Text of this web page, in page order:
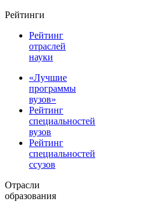
Рейтинги
Рейтинг
отраслей
науки
«Лучшие
программы
вузов»
Рейтинг
специальностей
вузов
Рейтинг
специальностей
ссузов
Отрасли
образования